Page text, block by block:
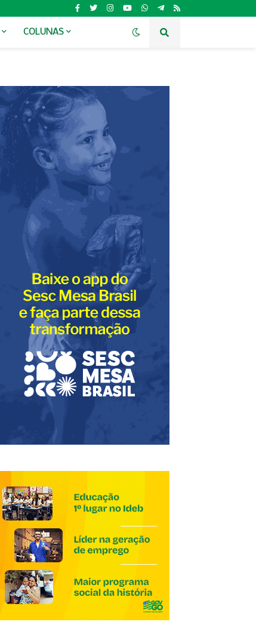
COLUNAS